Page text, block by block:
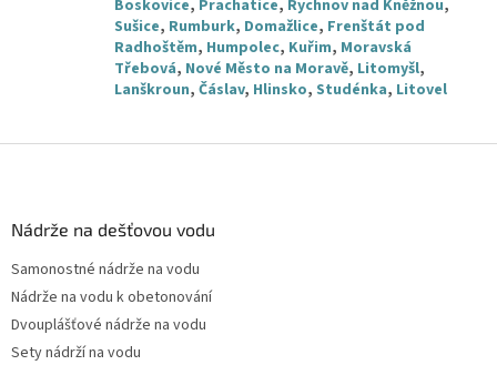
Boskovice, Prachatice, Rychnov nad Kněžnou,
Sušice, Rumburk, Domažlice, Frenštát pod
Radhoštěm, Humpolec, Kuřim, Moravská
Třebová, Nové Město na Moravě, Litomyšl,
Lanškroun, Čáslav, Hlinsko, Studénka, Litovel
Nádrže na dešťovou vodu
Samonostné nádrže na vodu
Nádrže na vodu k obetonování
Dvouplášťové nádrže na vodu
Sety nádrží na vodu